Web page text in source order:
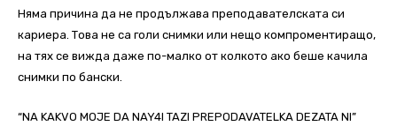
Няма причина да не продължава преподавателската си
кариера. Това не са голи снимки или нещо компроментиращо,
на тях се вижда даже по-малко от колкото ако беше качила
снимки по бански.
“NA KAKVO MOJE DA NAY4I TAZI PREPODAVATELKA DEZATA NI”